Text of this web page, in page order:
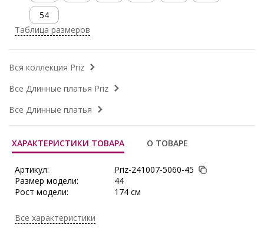
54
Таблица размеров
Вся коллекция Priz
Все Длинные платья Priz
Все Длинные платья
ХАРАКТЕРИСТИКИ ТОВАРА О ТОВАРЕ
Артикул:
Priz-241007-5060-45
Размер модели:
44
Рост модели:
174 см
Тип ткани:
Длина:
Все характеристики